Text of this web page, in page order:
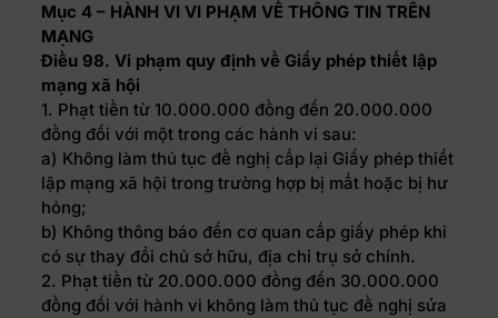
Mục 4 – HÀNH VI VI PHẠM VỀ THÔNG TIN TRÊN
MẠNG
Điều 98. Vi phạm quy định về Giấy phép thiết lập
mạng xã hội
1. Phạt tiền từ 10.000.000 đồng đến 20.000.000
đồng đối với một trong các hành vi sau:
a) Không làm thủ tục đề nghị cấp lại Giấy phép thiết
lập mạng xã hội trong trường hợp bị mất hoặc bị hư
hỏng;
b) Không thông báo đến cơ quan cấp giấy phép khi
có sự thay đổi chủ sở hữu, địa chỉ trụ sở chính.
2. Phạt tiền từ 20.000.000 đồng đến 30.000.000
đồng đối với hành vi không làm thủ tục đề nghị sửa